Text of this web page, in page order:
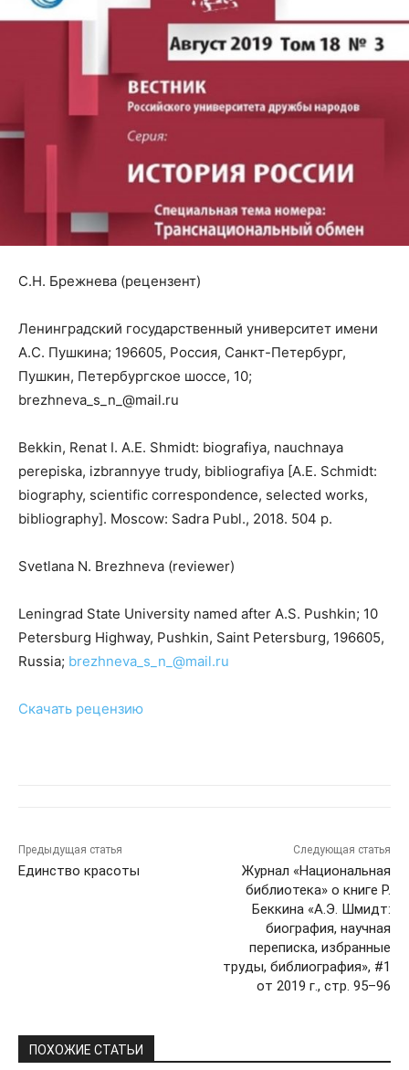
С.Н. Брежнева (рецензент)
Ленинградский государственный университет имени
А.С. Пушкина; 196605, Россия, Санкт-Петербург,
Пушкин, Петербургское шоссе, 10;
brezhneva_s_n_@mail.ru
Bekkin, Renat I. A.E. Shmidt: biografiya, nauchnaya
perepiska, izbrannyye trudy, bibliografiya [A.E. Schmidt:
biography, scientific correspondence, selected works,
bibliography]. Moscow: Sadra Publ., 2018. 504 p.
Svetlana N. Brezhneva (reviewer)
Leningrad State University named after A.S. Pushkin; 10
Petersburg Highway, Pushkin, Saint Petersburg, 196605,
Russia; brezhneva_s_n_@mail.ru
Скачать рецензию
Предыдущая статья
Единство красоты
Следующая статья
Журнал «Национальная
библиотека» о книге Р.
Беккина «А.Э. Шмидт:
биография, научная
переписка, избранные
труды, библиография», #1
от 2019 г., стр. 95–96
ПОХОЖИЕ СТАТЬИ